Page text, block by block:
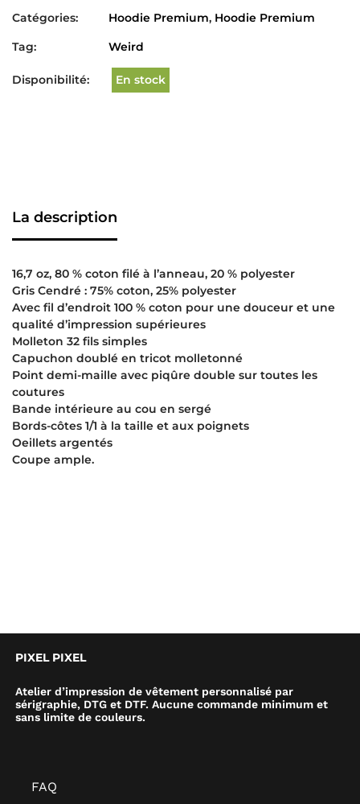
Catégories:
Hoodie Premium, Hoodie Premium
Tag:
Weird
Disponibilité: En stock
La description
16,7 oz, 80 % coton filé à l’anneau, 20 % polyester
Gris Cendré : 75% coton, 25% polyester
Avec fil d’endroit 100 % coton pour une douceur et une
qualité d’impression supérieures
Molleton 32 fils simples
Capuchon doublé en tricot molletonné
Point demi-maille avec piqûre double sur toutes les
coutures
Bande intérieure au cou en sergé
Bords-côtes 1/1 à la taille et aux poignets
Oeillets argentés
Coupe ample.
PIXEL PIXEL
Atelier d’impression de vêtement personnalisé par
sérigraphie, DTG et DTF. Aucune commande minimum et
sans limite de couleurs.
FAQ